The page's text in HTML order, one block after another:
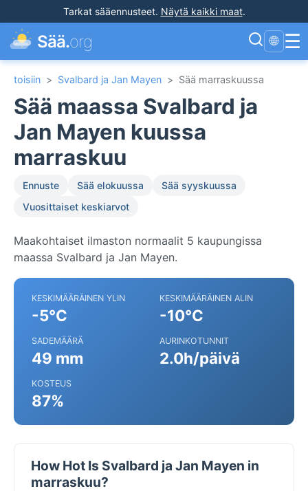
Tarkat sääennusteet. Näytä kaikki maat.
Sää.org 🌐 ☰
toisiin > Svalbard ja Jan Mayen > Sää marraskuussa
Sää maassa Svalbard ja
Jan Mayen kuussa
marraskuu
Ennuste Sää elokuussa
Sää syyskuussa
Vuosittaiset keskiarvot
Maakohtaiset ilmaston normaalit 5 kaupungissa
maassa Svalbard ja Jan Mayen.
KESKIMÄÄRÄINEN YLIN
-5°C
KESKIMÄÄRÄINEN ALIN
-10°C
SADEMÄÄRÄ
49 mm
AURINKOTUNNIT
2.0h/päivä
KOSTEUS
87%
How Hot Is Svalbard ja Jan Mayen in
marraskuu?